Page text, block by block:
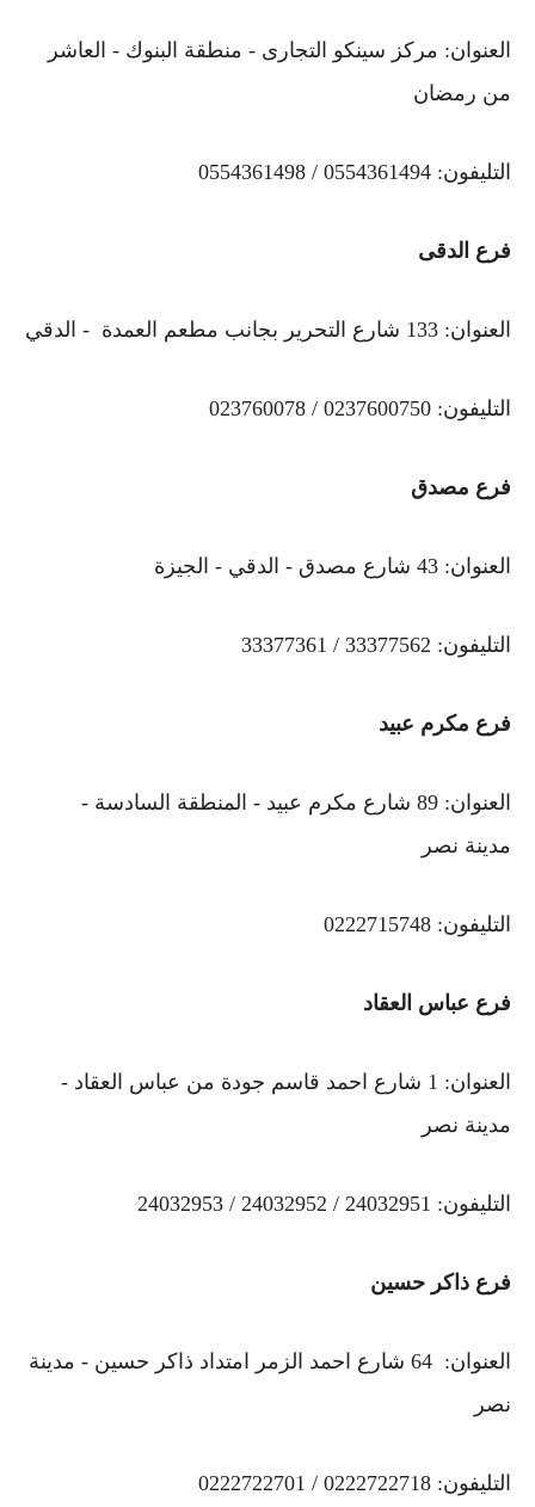
العنوان: مركز سينكو التجارى - منطقة البنوك - العاشر
من رمضان
التليفون: 0554361494 / 0554361498
فرع الدقى
العنوان: 133 شارع التحرير بجانب مطعم العمدة - الدقي
التليفون: 0237600750 / 023760078
فرع مصدق
العنوان: 43 شارع مصدق - الدقي - الجيزة
التليفون: 33377562 / 33377361
فرع مكرم عبيد
العنوان: 89 شارع مكرم عبيد - المنطقة السادسة -
مدينة نصر
التليفون: 0222715748
فرع عباس العقاد
العنوان: 1 شارع احمد قاسم جودة من عباس العقاد -
مدينة نصر
التليفون: 24032951 / 24032952 / 24032953
فرع ذاكر حسين
العنوان: 64 شارع احمد الزمر امتداد ذاكر حسين - مدينة
نصر
التليفون: 0222722718 / 0222722701